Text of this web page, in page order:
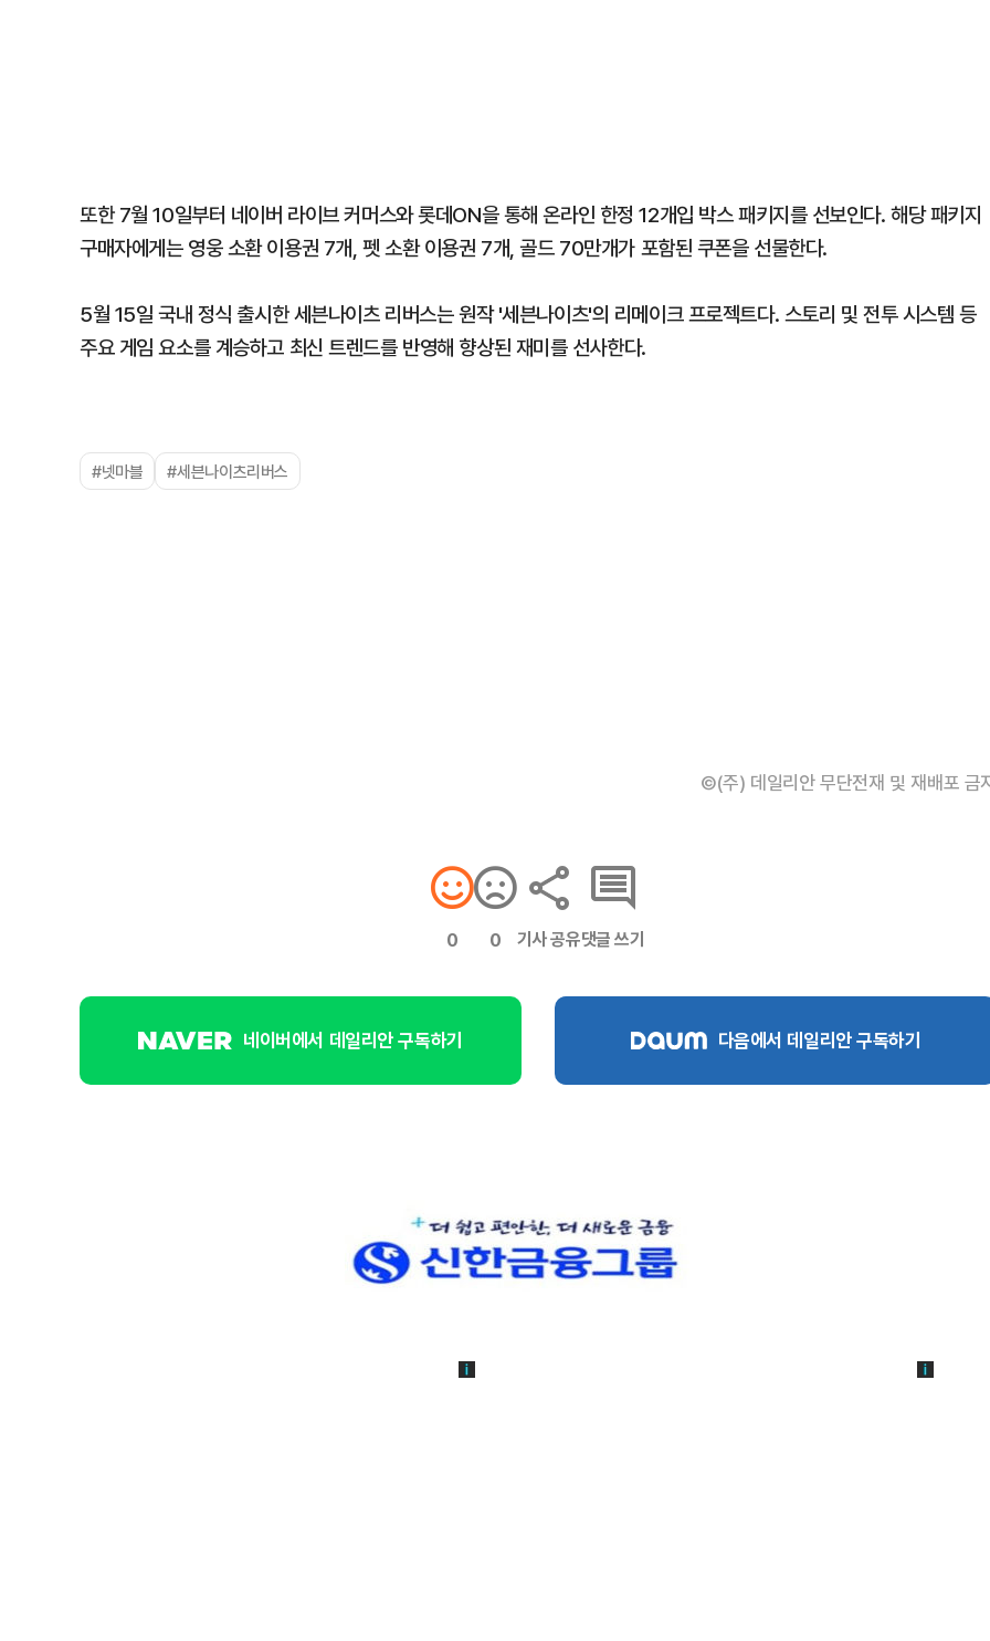
또한 7월 10일부터 네이버 라이브 커머스와 롯데ON을 통해 온라인 한정 12개입 박스 패키지를 선보인다. 해당 패키지
구매자에게는 영웅 소환 이용권 7개, 펫 소환 이용권 7개, 골드 70만개가 포함된 쿠폰을 선물한다.
5월 15일 국내 정식 출시한 세븐나이츠 리버스는 원작 '세븐나이츠'의 리메이크 프로젝트다. 스토리 및 전투 시스템 등
주요 게임 요소를 계승하고 최신 트렌드를 반영해 향상된 재미를 선사한다.
#넷마블 #세븐나이츠리버스
©(주) 데일리안 무단전재 및 재배포 금
0 0 기사 공유댓글 쓰기
네이버에서 데일리안 구독하기 다음에서 데일리안 구독하기